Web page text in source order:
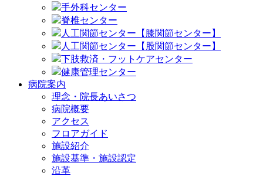
手外科センター
脊椎センター
人工関節センター【膝関節センター】
人工関節センター【股関節センター】
下肢救済・フットケアセンター
健康管理センター
病院案内
理念・院長あいさつ
病院概要
アクセス
フロアガイド
施設紹介
施設基準・施設認定
沿革